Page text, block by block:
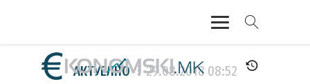
АКТУЕЛНО
АКТУЕЛНО 29.08.2018 08:52